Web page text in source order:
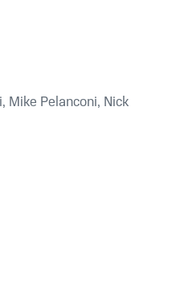
Mike Pelanconi, Nick